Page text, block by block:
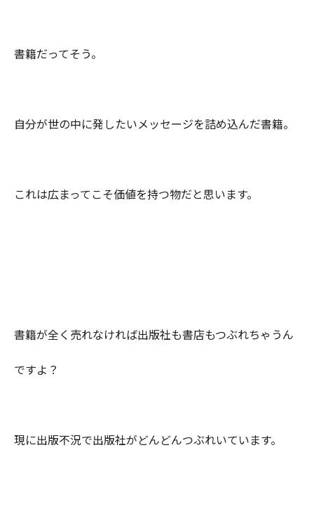
書籍だってそう。
自分が世の中に発したいメッセージを詰め込んだ書籍。
これは広まってこそ価値を持つ物だと思います。
書籍が全く売れなければ出版社も書店もつぶれちゃうん
ですよ？
現に出版不況で出版社がどんどんつぶれいています。